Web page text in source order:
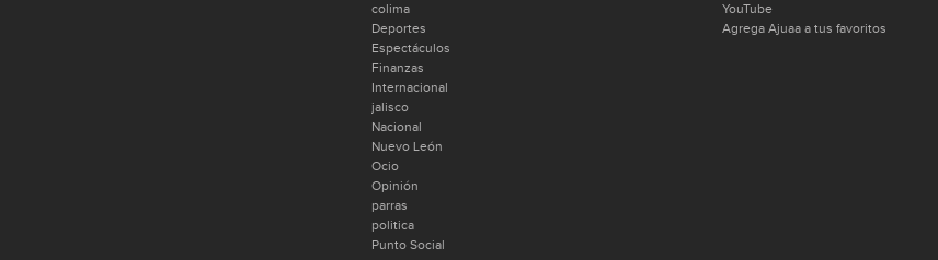
colima
Deportes
Espectáculos
Finanzas
Internacional
jalisco
Nacional
Nuevo León
Ocio
Opinión
parras
politica
Punto Social
YouTube
Agrega Ajuaa a tus favoritos